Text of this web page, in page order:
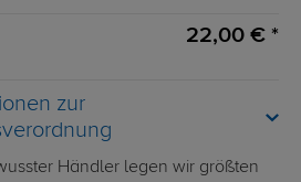
22,00 € *
zur
Händler legen wir größten